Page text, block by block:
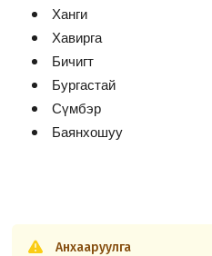
Ханги
Хавирга
Бичигт
Бургастай
Сүмбэр
Баянхошуу
Анхааруулга